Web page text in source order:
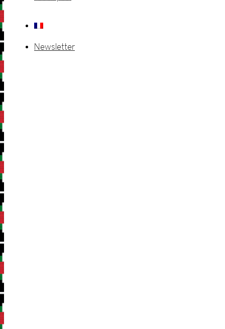
Newsletter